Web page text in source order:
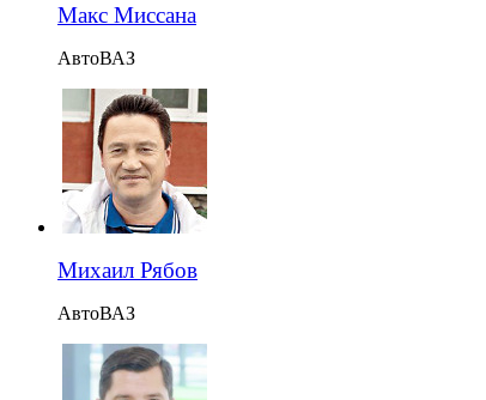
Макс Миссана
АвтоВАЗ
Михаил Рябов
АвтоВАЗ